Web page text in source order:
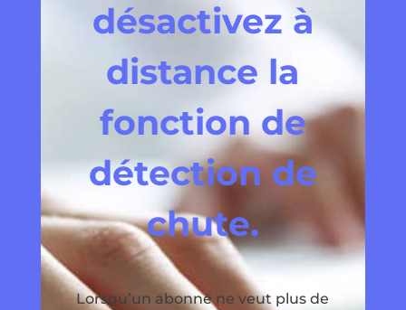
désactivez à
distance la
fonction de
détection de
chute.
Lorsqu’un abonné ne veut plus de